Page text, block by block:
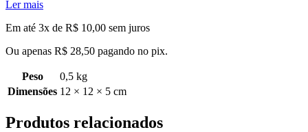
Ler mais
Em até 3x de R$ 10,00 sem juros
Ou apenas R$ 28,50 pagando no pix.
Peso
0,5 kg
Dimensões 12 × 12 × 5 cm
Produtos relacionados